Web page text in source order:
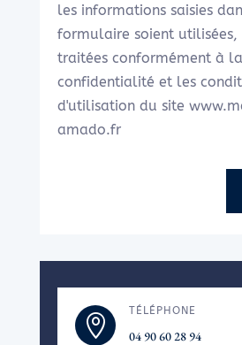
les informations saisies
formulaire soient utilisées,
traitées conformément à
confidentialité et les
d'utilisation du site
amado.fr

TÉLÉPHONE
04 90 60 28 94